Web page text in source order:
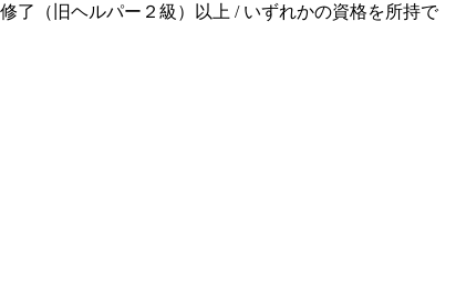
了（旧ヘルパー２級）以上 / いずれかの資格を所持で